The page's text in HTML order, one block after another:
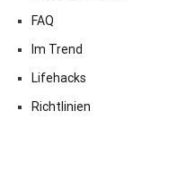
FAQ
Im Trend
Lifehacks
Richtlinien